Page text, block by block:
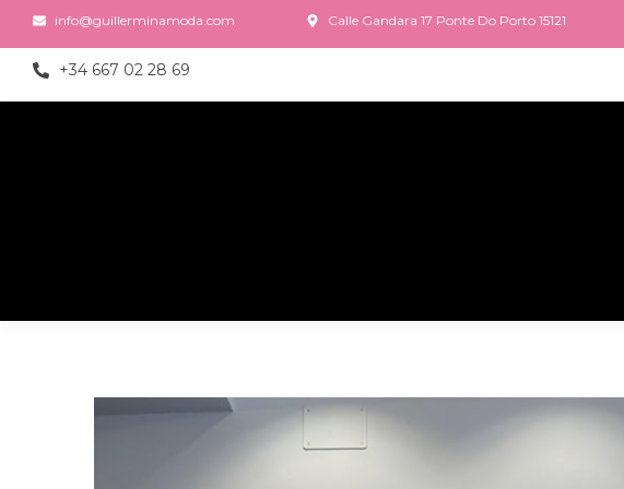
info@guillerminamoda.com Calle Gandara 17 Ponte Do Porto 15121
+34 667 02 28 69